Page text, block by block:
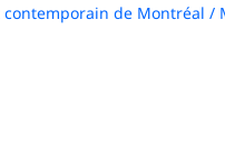
contemporain de Montréal /